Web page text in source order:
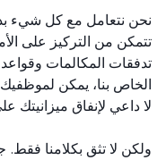
نتعامل مع كل شيء بدءاً من
من التركيز على الأمور
المكالمات وقواعد
بنا، يمكن لموظفيك
لإنفاق ميزانيتك على